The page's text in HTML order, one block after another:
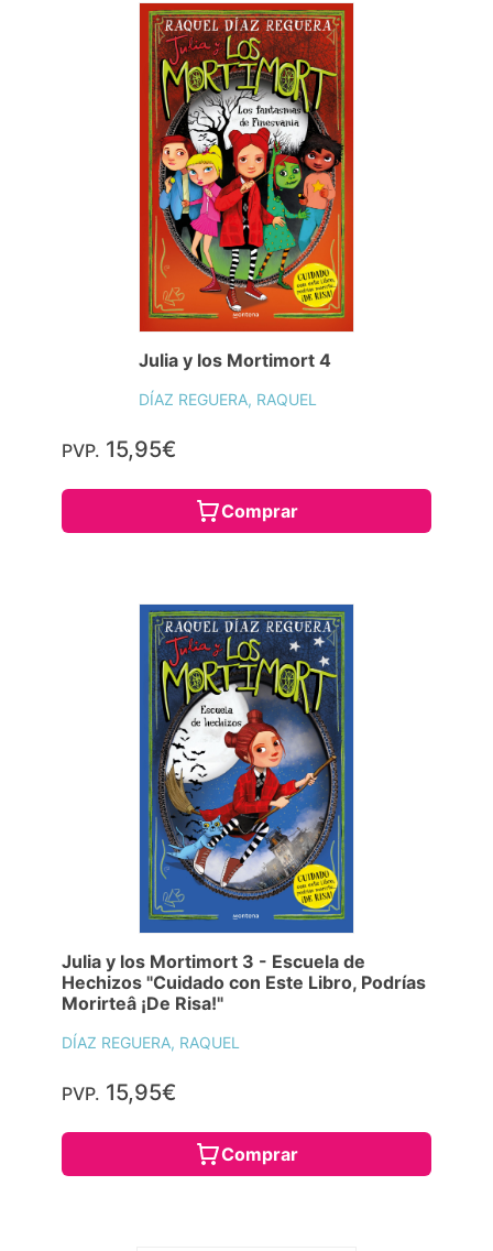
Julia y los Mortimort 4
DÍAZ REGUERA, RAQUEL
PVP. 15,95€
Comprar
Julia y los Mortimort 3 - Escuela de
Hechizos "Cuidado con Este Libro, Podrías
Morirteâ ¡De Risa!"
DÍAZ REGUERA, RAQUEL
PVP. 15,95€
Comprar